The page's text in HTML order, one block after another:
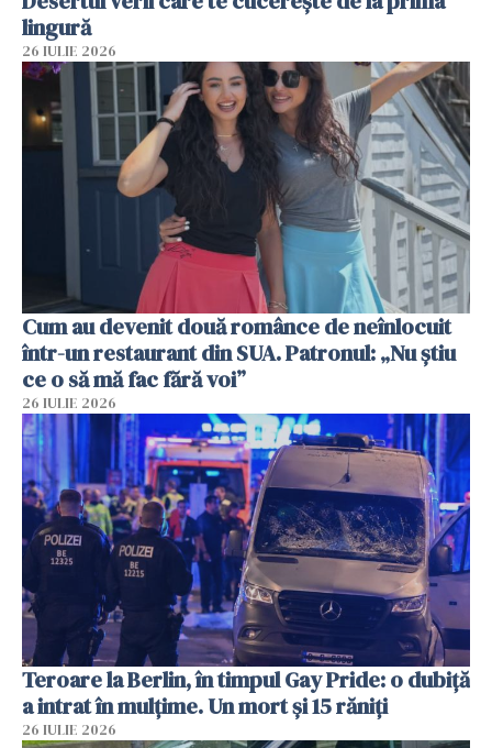
lingură
26 IULIE 2026
Cum au devenit două românce de neînlocuit
într-un restaurant din SUA. Patronul: „Nu știu
ce o să mă fac fără voi”
26 IULIE 2026
Teroare la Berlin, în timpul Gay Pride: o dubiță
a intrat în mulțime. Un mort și 15 răniți
26 IULIE 2026